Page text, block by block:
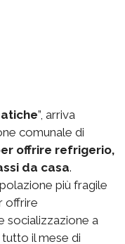
”, arriva
comunale di
offrire refrigerio,
da casa.
più fragile
offrire
socializzazione a
tutto il mese di